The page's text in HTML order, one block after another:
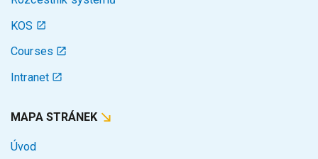
KOS
Courses
Intranet
MAPA STRÁNEK
Úvod